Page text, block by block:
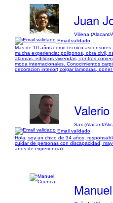
Juan
Villena (Alacant/
Email validado
Mas de 10 años como tecnico
mucha experiencia: poligonos, obra civil,
alarmas, edificios viviendas, centros
moda internacionales. Conocimientos
decoracion interior( colgar lamparas,
Sax (Alacant/
Email validado
Hola, soy un chico de 34 años,
cuidar de personas con discapacidad,
años de experiencia)